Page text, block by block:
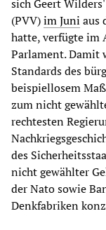
sich Geert
(PVV)im Juni aus
hatte, verfügte im
Parlament. Damit
Standards des
beispiellosem
zum nicht
rechtesten
des
nicht gewählter
der Nato sowie
Denkfabriken